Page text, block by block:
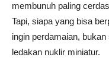
membunuh paling
Tapi, siapa yang bisa
ingin perdamaian,
ledakan nuklir miniatur.